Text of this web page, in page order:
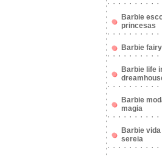
Barbie
princesas
Barbie
Barbie life
Barbie
magia
Barbie vida
sereia